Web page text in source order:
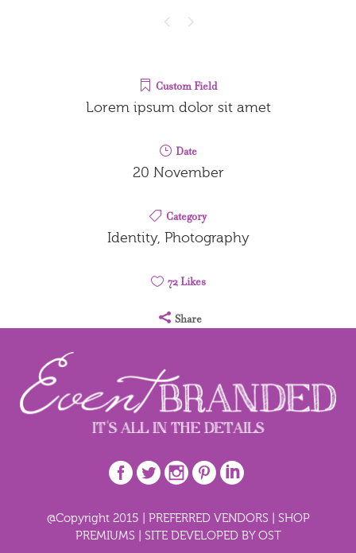
Custom Field
Lorem ipsum dolor sit amet
Date
20 November
Category
Identity, Photography
72Likes
Share
@Copyright 2015 | PREFERRED VENDORS
SHOP
PREMIUMS
SITE DEVELOPED BY OST